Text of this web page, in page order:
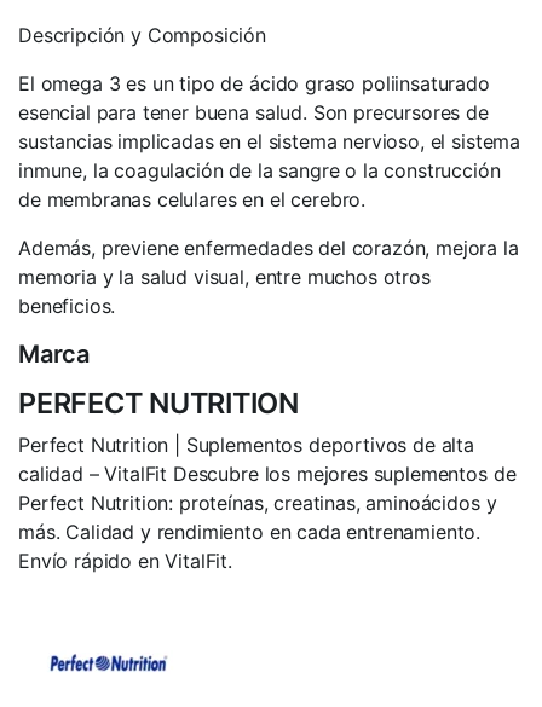
Descripción y Composición
El omega 3 es un tipo de ácido graso poliinsaturado
esencial para tener buena salud. Son precursores de
sustancias implicadas en el sistema nervioso, el sistema
inmune, la coagulación de la sangre o la construcción
de membranas celulares en el cerebro.
Además, previene enfermedades del corazón, mejora la
memoria y la salud visual, entre muchos otros
beneficios.
Marca
PERFECT NUTRITION
Perfect Nutrition | Suplementos deportivos de alta
calidad – VitalFit Descubre los mejores suplementos de
Perfect Nutrition: proteínas, creatinas, aminoácidos y
más. Calidad y rendimiento en cada entrenamiento.
Envío rápido en VitalFit.